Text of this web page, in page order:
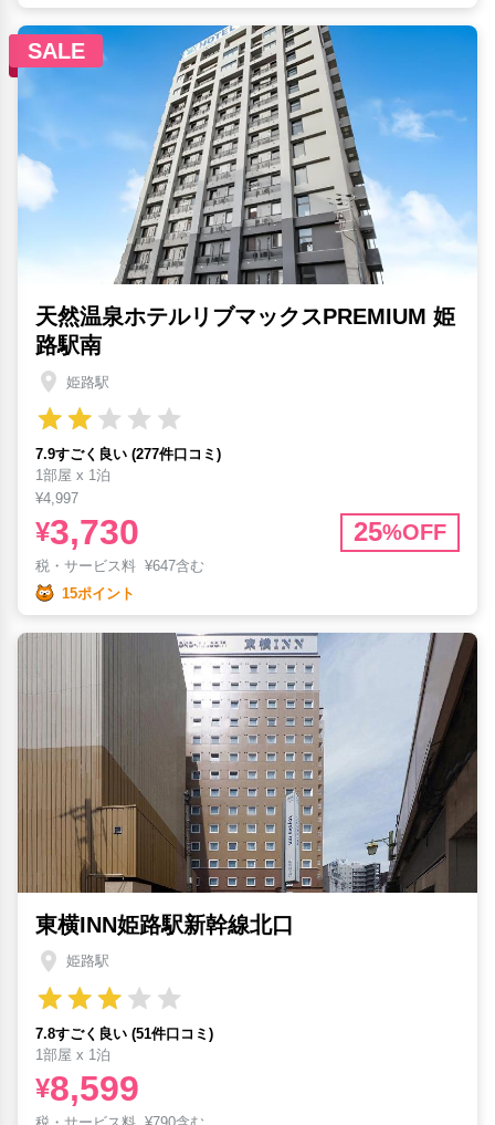
SALE
天然温泉ホテルリブマックスPREMIUM 姫
路駅南
姫路駅
7.9すごく良い (277件口コミ)
1部屋 x 1泊
¥4,997
¥3,730 25%OFF
税・サービス料 ¥647含む
15ポイント
東横INN姫路駅新幹線北口
姫路駅
7.8すごく良い (51件口コミ)
1部屋 x 1泊
¥8,599